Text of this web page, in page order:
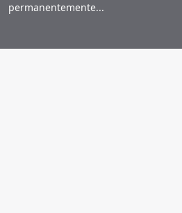
permanentemente...